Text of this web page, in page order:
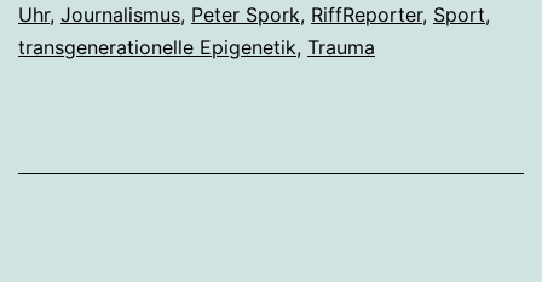
Epigenetik
Uhr, Journalismus, Peter Spork, RiffReporter, Sport,
transgenerationelle Epigenetik, Trauma